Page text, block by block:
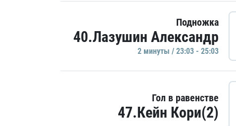
Подножка
40.Лазушин Александр
2 минуты / 23:03 - 25:03
Гол в равенстве
47.Кейн Кори(2)